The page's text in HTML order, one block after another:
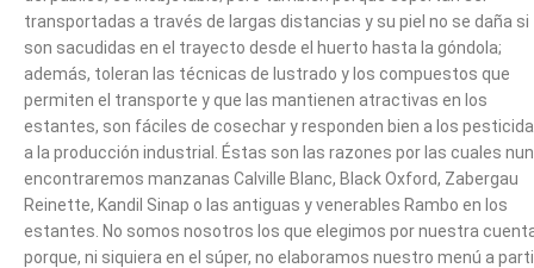
transportadas a través de largas distancias y su piel no se daña si
son sacudidas en el trayecto desde el huerto hasta la góndola;
además, toleran las técnicas de lustrado y los compuestos que
permiten el transporte y que las mantienen atractivas en los
estantes, son fáciles de cosechar y responden bien a los
a la producción industrial. Éstas son las razones por las cuales
encontraremos manzanas Calville Blanc, Black Oxford, Zabergau
Reinette, Kandil Sinap o las antiguas y venerables Rambo en los
estantes. No somos nosotros los que elegimos por nuestra
porque, ni siquiera en el súper, no elaboramos nuestro menú a